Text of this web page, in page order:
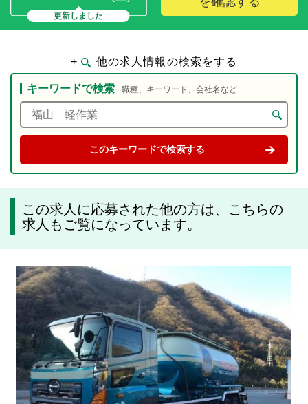
更新しました
+ 他の求人情報の検索をする
キーワードで検索 職種、キーワード、会社名など
この求人に応募された他の方は、こちらの
求人もご覧になっています。